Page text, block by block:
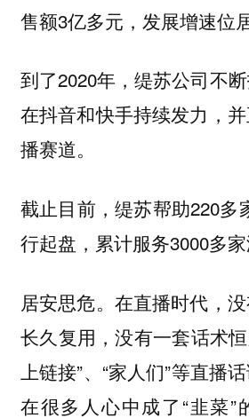
售额3亿多元，发展增速位
到了2020年，缇苏公司不
在抖音和快手持续发力，
播赛道。
截止目前，缇苏帮助220多
行起盘，累计服务3000多家
居安思危。在直播时代，
长久复用，没有一套话术
上链接”、“家人们”等直播
在很多人心中成了“韭菜”